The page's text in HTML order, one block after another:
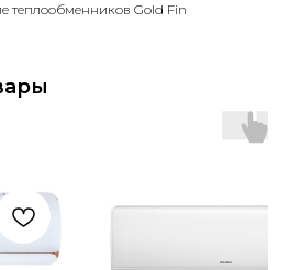
теплообменников Gold Fin